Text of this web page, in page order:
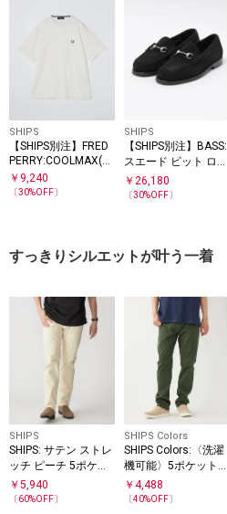
SHIPS
【SHIPS別注】FRED
PERRY:COOLMAX(R)
鹿の子 ワンポイント
ロゴ Tシャツ 25SS
￥ 9,240
〔30%OFF〕
SHIPS
【SHIPS別注】BASS:
スエード ビット ロー
ファー
￥26,180
〔30%OFF〕
すっきりシルエットが叶う一着
SHIPS
SHIPS: サテン ストレ
ッチ ピーチ 5ポケッ
ト パンツ
￥ 5,940
〔60%OFF〕
SHIPS Colors
SHIPS Colors:〈洗濯
機可能〉5ポケット
ストレッチ パンツ◇
￥4,488
〔40%OFF〕